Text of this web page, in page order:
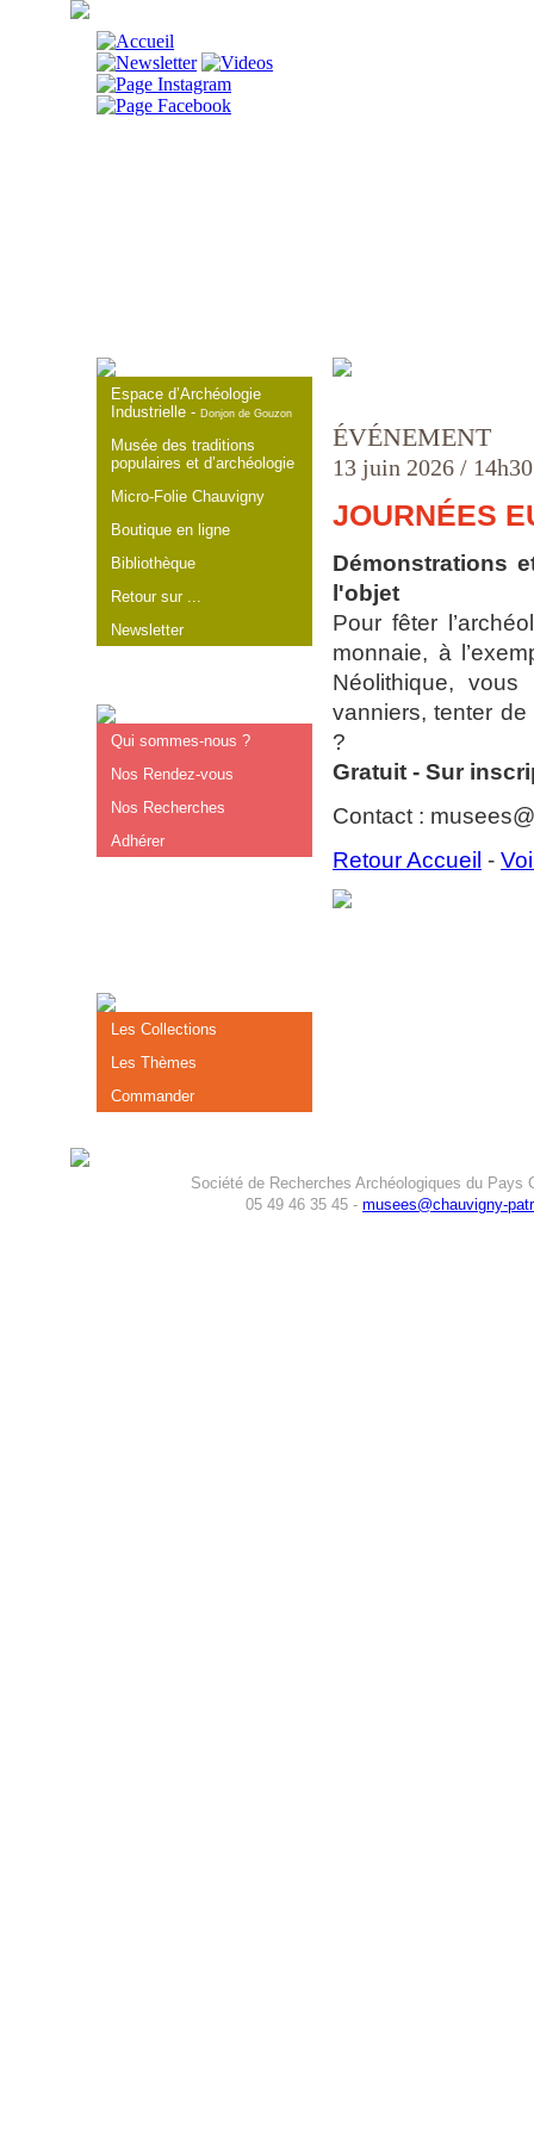
Espace d’Archéologie
Industrielle -Donjon de Gouzon
Musée des traditions
populaires et d’archéologie
Micro-Folie Chauvigny
Boutique en ligne
Bibliothèque
Retour sur ...
Newsletter
Qui sommes-nous ?
Nos Rendez-vous
Nos Recherches
Adhérer
Les Collections
Les Thèmes
Commander
ÉVÉNEMENT
13 juin 2026 /
JOURNÉES
Démonstrations
l'objet
Pour fêter
monnaie, à
Néolithique,
vanniers, tenter
?
Gratuit - Sur
Contact :
Retour Accueil -
Société de Recherches Archéologiques du Pays
05 49 46 35 45 - musees@chauvigny-